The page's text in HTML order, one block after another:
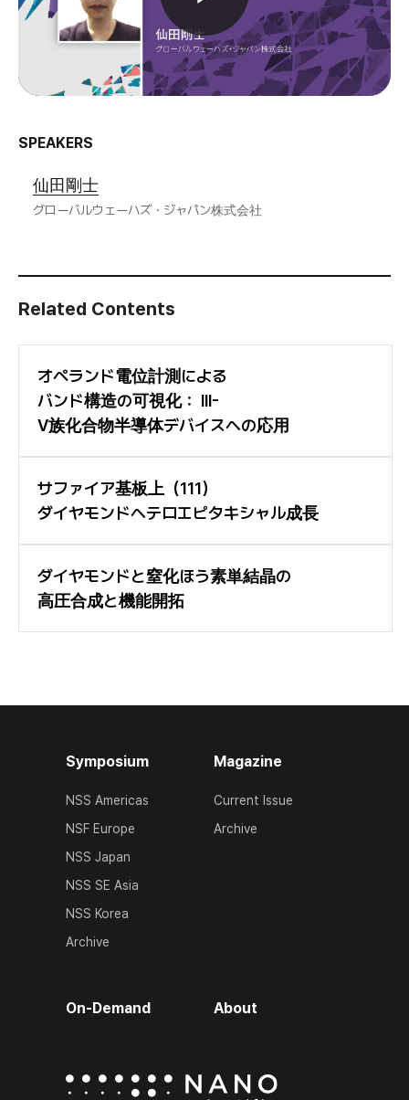
SPEAKERS
仙田剛士
グローバルウェーハズ・ジャパン株式会社
Related Contents
オペランド電位計測による
バンド構造の可視化： III-
V族化合物半導体デバイスへの応用
サファイア基板上（111）
ダイヤモンドヘテロエピタキシャル成長
ダイヤモンドと窒化ほう素単結晶の
高圧合成と機能開拓
Symposium
NSS Americas
NSF Europe
NSS Japan
NSS SE Asia
NSS Korea
Archive
Magazine
Current Issue
Archive
On-Demand About